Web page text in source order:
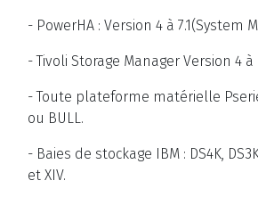
- PowerHA : Version 4 à 7.1(System
- Tivoli Storage Manager Version 4 à
- Toute plateforme matérielle
ou BULL.
- Baies de stockage IBM : DS4K,
et XIV.